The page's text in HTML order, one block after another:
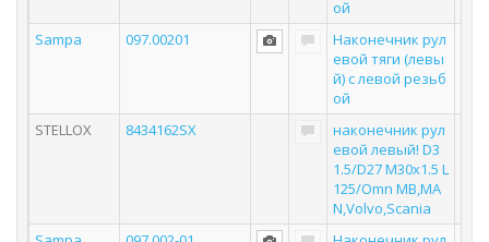
ой
Sampa
097.00201
Наконечник рул
евой тяги (левы
й) с левой резьб
ой
STELLOX
8434162SX
наконечник рул
евой левый! D3
1.5/D27 M30x1.5 L
125/Omn MB,MA
N,Volvo,Scania